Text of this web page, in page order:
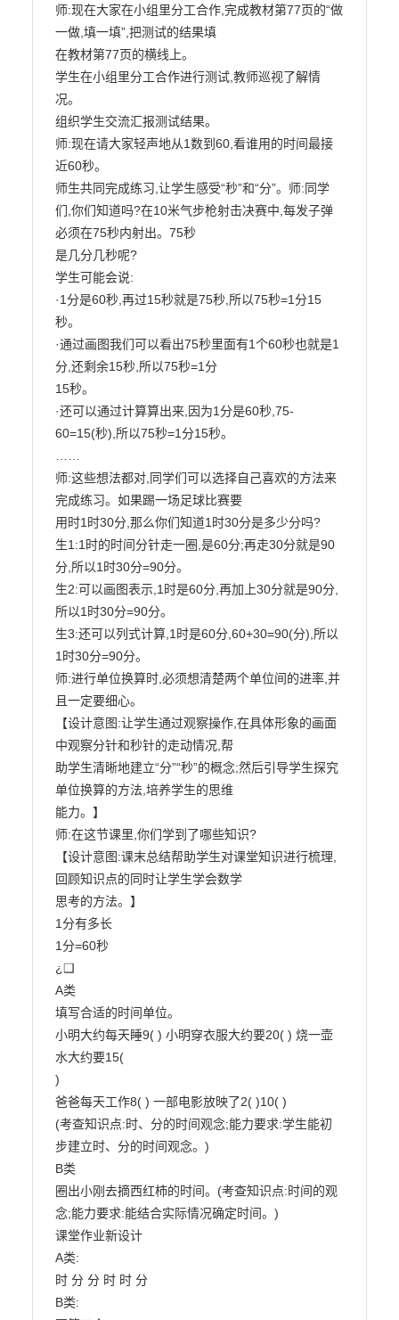
师:现在大家在小组里分工合作,完成教材第77页的“做
一做,填一填”,把测试的结果填
在教材第77页的横线上。
学生在小组里分工合作进行测试,教师巡视了解情
况。
组织学生交流汇报测试结果。
师:现在请大家轻声地从1数到60,看谁用的时间最接
近60秒。
师生共同完成练习,让学生感受“秒”和“分”。师:同学
们,你们知道吗?在10米气步枪射击决赛中,每发子弹
必须在75秒内射出。75秒
是几分几秒呢?
学生可能会说:
·1分是60秒,再过15秒就是75秒,所以75秒=1分15
秒。
·通过画图我们可以看出75秒里面有1个60秒也就是1
分,还剩余15秒,所以75秒=1分
15秒。
·还可以通过计算算出来,因为1分是60秒,75-
60=15(秒),所以75秒=1分15秒。
师:这些想法都对,同学们可以选择自己喜欢的方法来
完成练习。如果踢一场足球比赛要
用时1时30分,那么你们知道1时30分是多少分吗?
生1:1时的时间分针走一圈,是60分;再走30分就是90
分,所以1时30分=90分。
生2:可以画图表示,1时是60分,再加上30分就是90分,
所以1时30分=90分。
生3:还可以列式计算,1时是60分,60+30=90(分),所以
1时30分=90分。
师:进行单位换算时,必须想清楚两个单位间的进率,并
且一定要细心。
【设计意图:让学生通过观察操作,在具体形象的画面
中观察分针和秒针的走动情况,帮
助学生清晰地建立“分”“秒”的概念;然后引导学生探究
单位换算的方法,培养学生的思维
能力。】
师:在这节课里,你们学到了哪些知识?
【设计意图:课末总结帮助学生对课堂知识进行梳理,
回顾知识点的同时让学生学会数学
思考的方法。】
1分有多长
1分=60秒
¿❑
A类
填写合适的时间单位。
小明大约每天睡9( ) 小明穿衣服大约要20( ) 烧一壶
水大约要15(
)
爸爸每天工作8( ) 一部电影放映了2( )10( )
(考查知识点:时、分的时间观念;能力要求:学生能初
步建立时、分的时间观念。)
B类
圈出小刚去摘西红柿的时间。(考查知识点:时间的观
念;能力要求:能结合实际情况确定时间。)
课堂作业新设计
A类:
时 分 分 时 时 分
B类: